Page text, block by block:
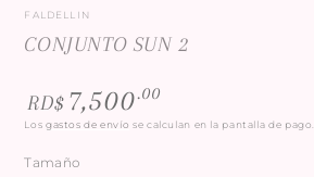
FALDELLIN
CONJUNTO SUN 2
Precio
regular
RD$ 7,500.00
Los gastos de envío se calculan en la pantalla de pago.
Tamaño